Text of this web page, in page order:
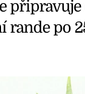
připravuje
rande po